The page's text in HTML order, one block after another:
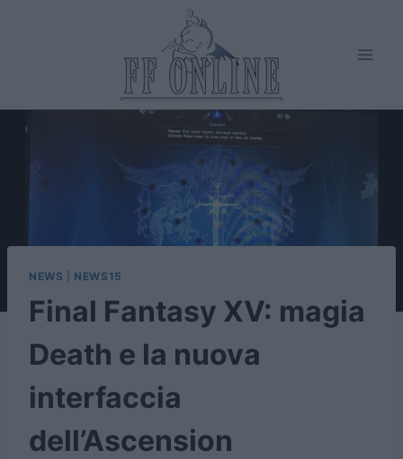
NEWS NEWS15
Final Fantasy XV: magia
Death e la nuova
interfaccia
dell’Ascension